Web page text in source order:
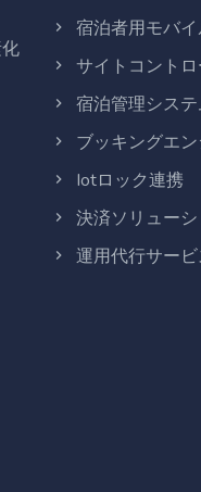
宿泊者用モバイ
サイトコント
宿泊管理シス
ブッキングエ
Iotロック連携
決済ソリュー
運用代行サービ